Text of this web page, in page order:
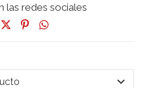
las redes sociales